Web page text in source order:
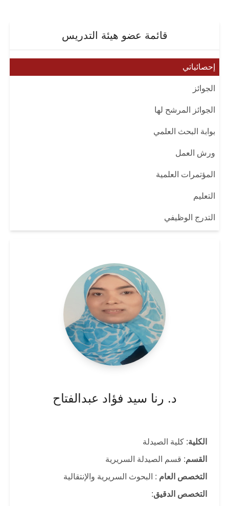
قائمة عضو هيئة التدريس
إحصائياتي
الجوائز
الجوائز المرشح لها
بوابة البحث العلمي
ورش العمل
المؤتمرات العلمية
التعليم
التدرج الوظيفي
د. رنا سيد فؤاد عبدالفتاح
الكلية: كلية الصيدلة
القسم: قسم الصيدلة السريرية
التخصص العام : البحوث السريرية والإنتقالية
التخصص الدقيق: